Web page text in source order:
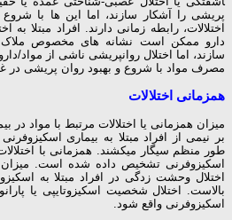
پریشی را آشکار سازند، اما این ها با
اختلالات، رابطه زمانی دارند. افراد مبتلا
سازند، اما اختلال روان­پریشی ناشی از مواد/
مصرف مواد با شروع و بهبود روان ­پریشی در
همزمانی اختلالات
میزان همزمانی یا اختلالات مرتبط با مواد در
بر نیمی از افراد مبتلا به بیماری
طور منظم سیگار می­کشند. همزمانی با
اسکیزوفرنی تشخیص داده شده است.
اختلال وحشت زدگی در افراد مبتلا به
بالاست. اختلال شخصیت اسکیزوتایپی یا
اسکیزوفرنی واقع شود.